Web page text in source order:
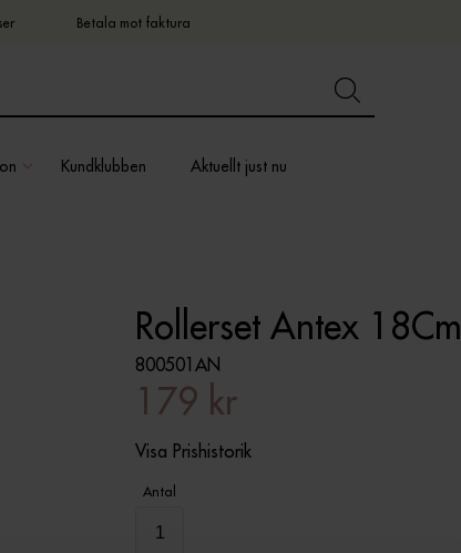
Betala mot faktura
Kundklubben Aktuellt just nu
Rollerset Antex 18Cm
800501AN
179 kr
Visa Prishistorik
Antal